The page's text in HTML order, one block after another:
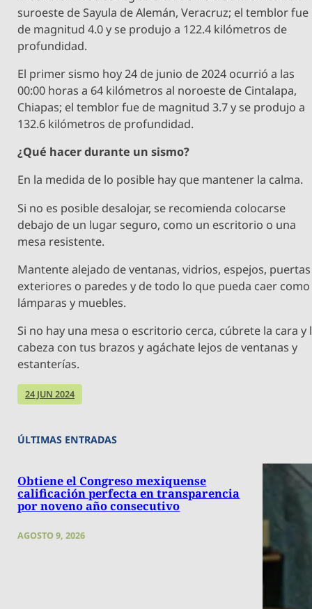
suroeste de Sayula de Alemán, Veracruz; el temblor fue
de magnitud 4.0 y se produjo a 122.4 kilómetros de
profundidad.
El primer sismo hoy 24 de junio de 2024 ocurrió a las
00:00 horas a 64 kilómetros al noroeste de Cintalapa,
Chiapas; el temblor fue de magnitud 3.7 y se produjo a
132.6 kilómetros de profundidad.
¿Qué hacer durante un sismo?
En la medida de lo posible hay que mantener la calma.
Si no es posible desalojar, se recomienda colocarse
debajo de un lugar seguro, como un escritorio o una
mesa resistente.
Mantente alejado de ventanas, vidrios, espejos, puertas
exteriores o paredes y de todo lo que pueda caer como
lámparas y muebles.
Si no hay una mesa o escritorio cerca, cúbrete la cara y
cabeza con tus brazos y agáchate lejos de ventanas y
estanterías.
24 JUN 2024
ÚLTIMAS ENTRADAS
Obtiene el Congreso mexiquense
calificación perfecta en transparencia
por noveno año consecutivo
AGOSTO 9, 2026